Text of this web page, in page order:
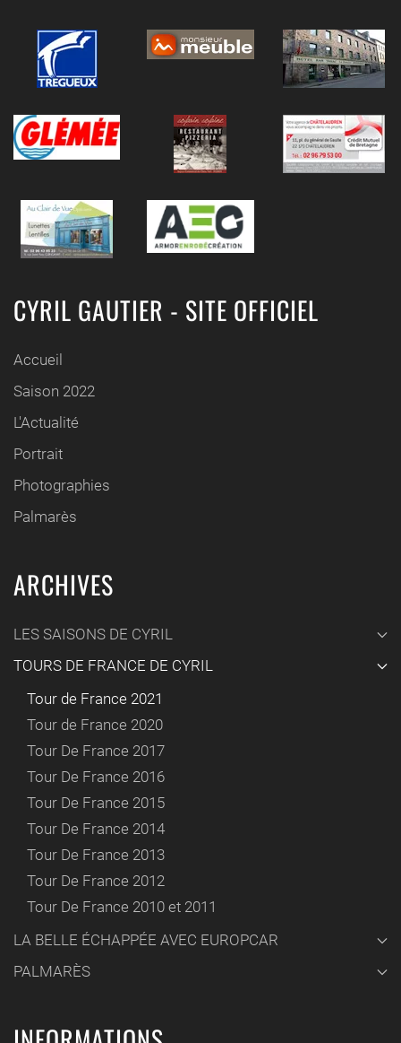
CYRIL GAUTIER - SITE OFFICIEL
Accueil
Saison 2022
L'Actualité
Portrait
Photographies
Palmarès
ARCHIVES
LES SAISONS DE CYRIL
TOURS DE FRANCE DE CYRIL
Tour de France 2021
Tour de France 2020
Tour De France 2017
Tour De France 2016
Tour De France 2015
Tour De France 2014
Tour De France 2013
Tour De France 2012
Tour De France 2010 et 2011
LA BELLE ÉCHAPPÉE AVEC EUROPCAR
PALMARÈS